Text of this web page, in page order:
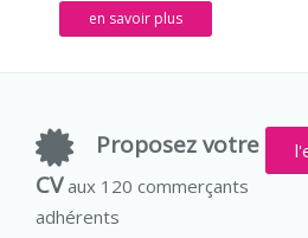
en savoir plus
Proposez votre
CVaux 120 commerçants
adhérents